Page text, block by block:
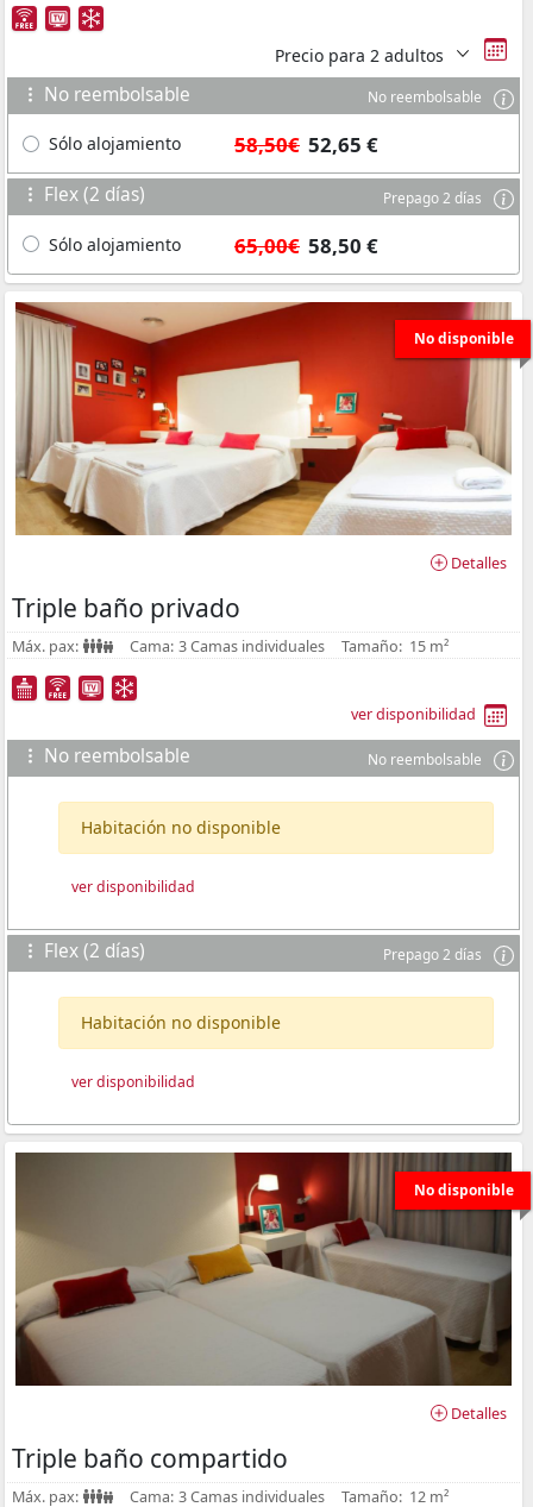
Precio para 2 adultos
No reembolsable No reembolsable
Sólo alojamiento 58,50€ 52,65 €
Flex (2 días) Prepago 2 días
Sólo alojamiento 65,00€ 58,50 €
No disponible
Detalles
Triple baño privado
Máx. pax: Cama: 3 Camas individuales Tamaño: 15 m²
ver disponibilidad
No reembolsable No reembolsable
Habitación no disponible
ver disponibilidad
Flex (2 días) Prepago 2 días
Habitación no disponible
ver disponibilidad
No disponible
Detalles
Triple baño compartido
Máx. pax: Cama: 3 Camas individuales Tamaño: 12 m²